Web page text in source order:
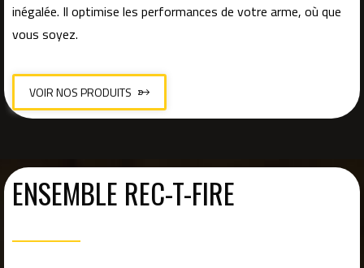
inégalée. Il optimise les performances de votre arme, où que
vous soyez.
VOIR NOS PRODUITS
ENSEMBLE REC-T-FIRE